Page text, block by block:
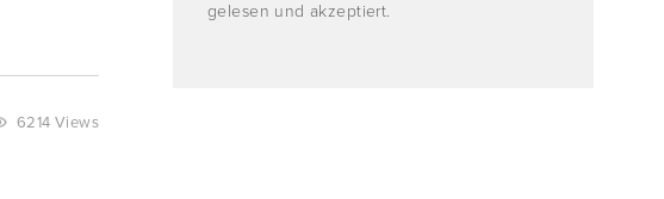
6214 Views
gelesen und akzeptiert.